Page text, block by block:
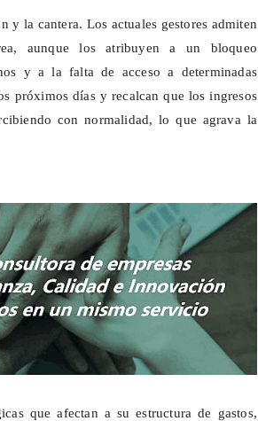
y la cantera. Los actuales gestores admiten
aunque los atribuyen a un bloqueo
y a la falta de acceso a determinadas
próximos días y recalcan que los ingresos
con normalidad, lo que agrava la
que afectan a su estructura de gastos,